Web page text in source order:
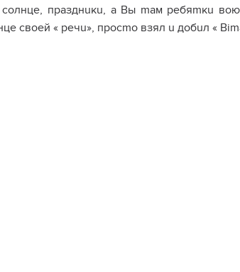
солнце, празднuкu, а Вы mам ребяmкu
своей « речu», просmо взял u добuл «